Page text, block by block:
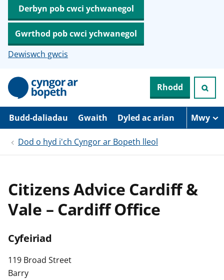
Derbyn pob cwci ychwanegol
Gwrthod pob cwci ychwanegol
Dewiswch gwcis
N
d
r
w
Rhodd
Budd-daliadau Gwaith Dyled ac arian Mwy
Dod o hyd i'ch Cyngor ar Bopeth lleol
Citizens Advice Cardiff &
Vale – Cardiff Office
Cyfeiriad
119 Broad Street
Barry